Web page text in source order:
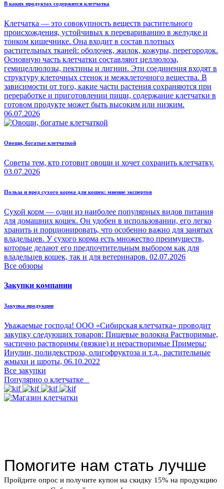
В каких продуктах содержится клетчатка
Клетчатка — это совокупность веществ растительного
происхождения, устойчивых к перевариванию в желудке и
тонком кишечнике. Она входит в состав плотных
растительных тканей: оболочек, жилок, кожуры, перегородок.
Основную часть клетчатки составляют целлюлоза,
гемицеллюлозы, пектины и лигнин. Эти соединения входят в
структуру клеточных стенок и межклеточного вещества. В
зависимости от того, какие части растения сохраняются при
переработке и приготовлении пищи, содержание клетчатки в
готовом продукте может быть высоким или низким.
06.07.2026
Овощи, богатые клетчаткой
Советы тем, кто готовит овощи и хочет сохранить клетчатку.
03.07.2026
Польза и вред сухого корма для кошек: мнение экспертов
Сухой корм — один из наиболее популярных видов питания
для домашних кошек. Он удобен в использовании, его легко
хранить и порционировать, что особенно важно для занятых
владельцев. У сухого корма есть множество преимуществ,
которые делают его предпочтительным выбором как для
владельцев кошек, так и для ветеринаров. 02.07.2026
Все обзоры
Закупки компании
Закупка продукции
Уважаемые господа! ООО «Сибирская клетчатка» проводит
закупку следующих товаров: Пищевые волокна Растворимые,
частично растворимы (вязкие) и нерастворимые Примеры:
Инулин, полидекстроза, олигофруктоза и т.д., растительные
жмыхи и шроты, 06.10.2022
Все закупки
Популярно о клетчатке